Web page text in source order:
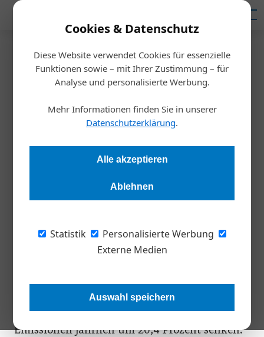
Cookies & Datenschutz
Diese Website verwendet Cookies für essenzielle
Funktionen sowie – mit Ihrer Zustimmung – für
Analyse und personalisierte Werbung.
Mehr Informationen finden Sie in unserer
Datenschutzerklärung.
Alle akzeptieren
Ablehnen
Statistik
Personalisierte Werbung
Externe Medien
Auswahl speichern
Startseite/Meldungen
Dekarbonisierung
Pariser Klimaziel: Zu wenig, zu
langsam!
Redaktion Die Wirtschaft
Um das 1,5-Grad-Ziel des Pariser Übereinkommens zu
Prozent notwendig. 2023 betrug die globale Reduktionsrate
jedoch nur 1,02 Prozent - der niedrigste Rückgang seit 2011.
begrenzen und das Pariser Übereinkommen zu
erreichen, müsste die Welt ihre CO2-
Emissionen jährlich um 20,4 Prozent senken.